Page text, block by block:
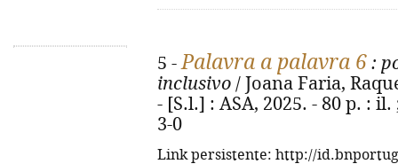
5 -Palavra a palavra 6 :
inclusivo / Joana Faria,
- [S.l.] : ASA, 2025. - 80 p. : il.
3-0
Link persistente: http://